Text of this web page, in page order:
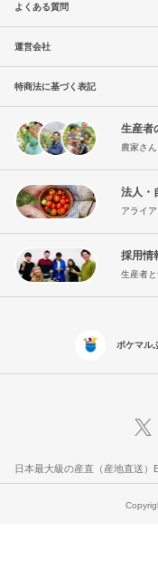
よくある質問
運営会社
特商法に基づく表記
生産者
農家さ
法人・
アライ
採用情
生産者
ポケマル
日本最大級の産直（産地直送）